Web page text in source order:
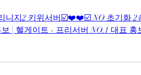
지2 키위서버☑️❤️❤️☑️ NO 초기화
| 헬게이트 - 프리서버 NO.1 대표 홍